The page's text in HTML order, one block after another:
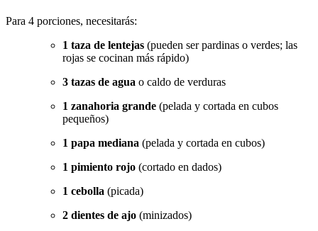
Para 4 porciones, necesitarás:
1 taza de lentejas (pueden ser pardinas o verdes; las
rojas se cocinan más rápido)
3 tazas de agua o caldo de verduras
1 zanahoria grande (pelada y cortada en cubos
pequeños)
1 papa mediana (pelada y cortada en cubos)
1 pimiento rojo (cortado en dados)
1 cebolla (picada)
2 dientes de ajo (minizados)